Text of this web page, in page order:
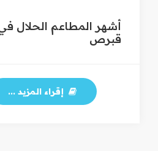
أشهر المطاعم الحلال في
قبرص
إقراء المزيد ...